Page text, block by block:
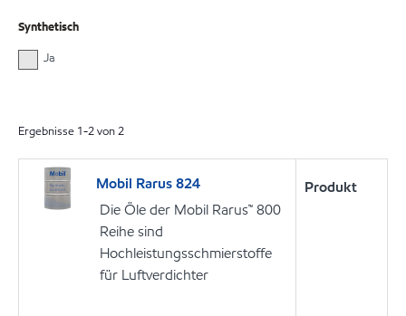
Synthetisch
Ja
Ergebnisse 1-2von2
Mobil Rarus 824
Die Öle der Mobil Rarus™ 800
Reihe sind
Hochleistungsschmierstoffe
für Luftverdichter
Produkt